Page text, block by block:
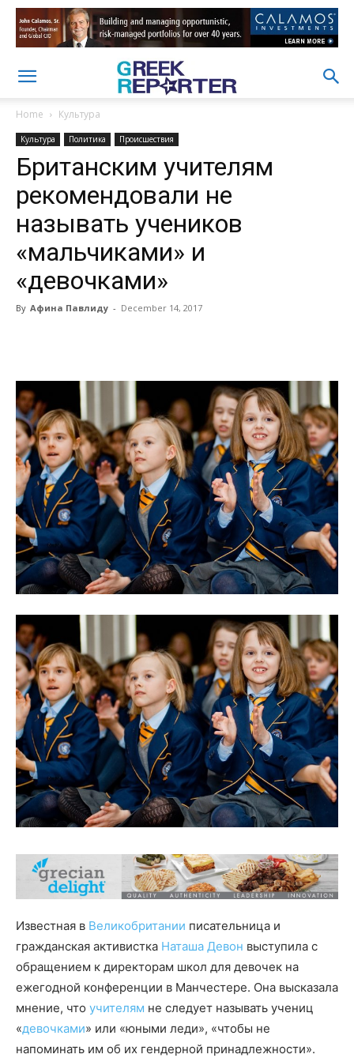
Home Культура
Культура Политика Происшествия
Британским учителям
рекомендовали не
называть учеников
«мальчиками» и
«девочками»
By Афина Павлиду - December 14, 2017
Известная в Великобритании писательница и
гражданская активистка Наташа Девон выступила с
обращением к директорам школ для девочек на
ежегодной конференции в Манчестере. Она высказала
мнение, что учителям не следует называть учениц
«девочками» или «юными леди», «чтобы не
напоминать им об их гендерной принадлежности».